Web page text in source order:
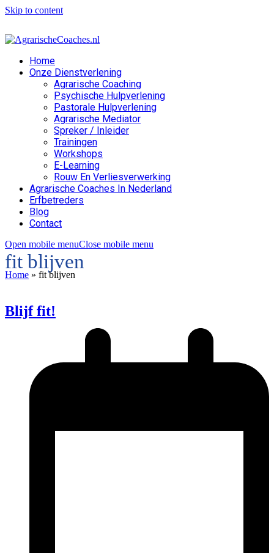
Skip to content
Home
Onze Dienstverlening
Agrarische Coaching
Psychische Hulpverlening
Pastorale Hulpverlening
Agrarische Mediator
Spreker / Inleider
Trainingen
Workshops
E-Learning
Rouw En Verliesverwerking
Agrarische Coaches In Nederland
Erfbetreders
Blog
Contact
Open mobile menuClose mobile menu
fit blijven
Home » fit blijven
Blijf fit!